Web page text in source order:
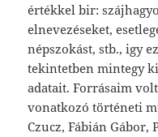
értékkel bir:
elnevezéseket,
népszokást, stb., igy
tekintetben mintegy
adatait. Forrásaim
vonatkozó történeti
Czucz, Fábián Gábor,